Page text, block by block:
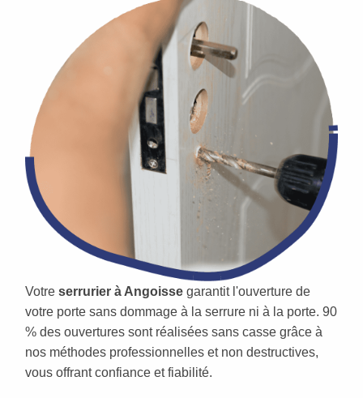
Votre serrurier à Angoisse garantit l'ouverture de
votre porte sans dommage à la serrure ni à la porte. 90
% des ouvertures sont réalisées sans casse grâce à
nos méthodes professionnelles et non destructives,
vous offrant confiance et fiabilité.